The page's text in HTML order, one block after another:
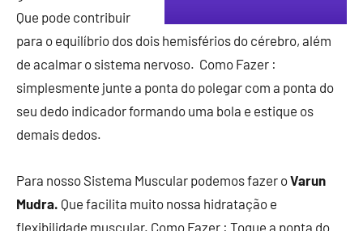
Que pode contribuir
para o equilíbrio dos dois hemisférios do cérebro, além
de acalmar o sistema nervoso. Como Fazer :
simplesmente junte a ponta do polegar com a ponta do
seu dedo indicador formando uma bola e estique os
demais dedos.
Para nosso Sistema Muscular podemos fazer oVarun
Mudra. Que facilita muito nossa hidratação e
flexibilidade muscular. Como Fazer : Toque a ponta do